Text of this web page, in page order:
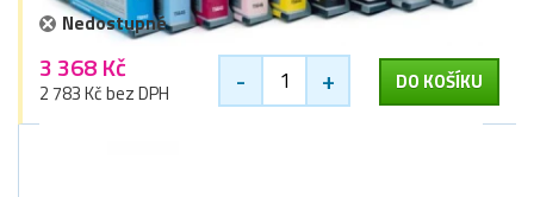
Nedostupné
3 368 Kč
2 783 Kč bez DPH - + DO KOŠÍKU